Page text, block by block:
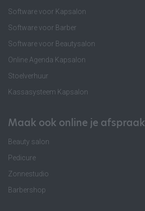
Software voor Kapsalon
Software voor Barber
Software voor Beautysalon
Online Agenda Kapsalon
Stoelverhuur
Kassasysteem Kapsalon
Maak ook online je afspraak
Beauty salon
Pedicure
Zonnestudio
Barbershop